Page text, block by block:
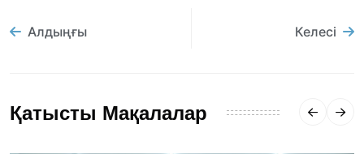
Алдыңғы Келесі
Қатысты Мақалалар